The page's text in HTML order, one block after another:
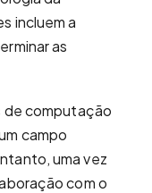
incluem a
as
de computação
campo
uma vez
com o